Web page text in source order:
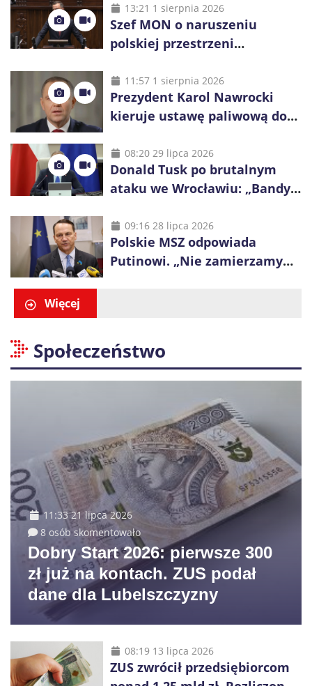
13:21 1 sierpnia 2026
Szef MON o naruszeniu
polskiej przestrzeni
zostałaby zestrzelona”
11:57 1 sierpnia 2026
Prezydent Karol Nawrocki
kieruje ustawę paliwową do
Ostrzega przed podwyżkami
08:20 29 lipca 2026
Donald Tusk po brutalnym
ataku we Wrocławiu: „Bandyci
polskich ulicach”
09:16 28 lipca 2026
Polskie MSZ odpowiada
Putinowi. „Nie zamierzamy
Więcej
Społeczeństwo
11:33 21 lipca 2026
8 osób skomentowało
Dobry Start 2026: pierwsze 300
zł już na kontach. ZUS podał
dane dla Lubelszczyzny
08:19 13 lipca 2026
ZUS zwrócił przedsiębiorcom